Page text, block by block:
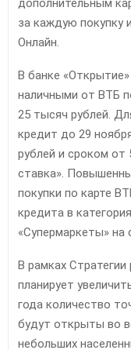
за каждую покупку
Онлайн.
В банке
наличными от ВТБ
25 тысяч рублей.
кредит до 29
рублей и сроком от
ставка».
покупки по карте
кредита в
«Супермаркеты» на
В рамках
планирует
года количество
будут открыты во
небольших